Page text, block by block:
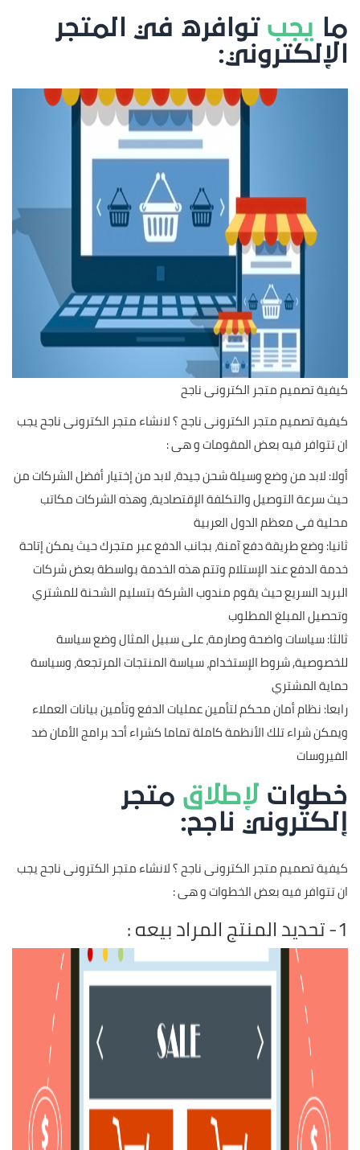
ما يجب توافره في المتجر
الإلكتروني:
كيفية تصميم متجر الكترونى ناجح
كيفية تصميم متجر الكترونى ناجح ؟ لانشاء متجر الكترونى ناجح يجب
ان تتوافر فيه بعض المقومات و هى :
أولا: لابد من وضع وسيلة شحن جيدة، لابد من إختيار أفضل الشركات من
حيث سرعة التوصيل والتكلفة الإقتصادية، وهذه الشركات مكاتب
محلية في معظم الدول العربية
ثانيا: وضع طريقة دفع آمنة، بجانب الدفع عبر متجرك حيث يمكن إتاحة
خدمة الدفع عند الإستلام وتتم هذه الخدمة بواسطة بعض شركات
البريد السريع حيث يقوم مندوب الشركة بتسليم الشحنة للمشتري
وتحصيل المبلغ المطلوب
ثالثا: سياسات واضحة وصارمة، على سبيل المثال وضع سياسة
للخصوصية, شروط الإستخدام، سياسة المنتجات المرتجعة، وسياسة
حماية المشتري
رابعا: نظام أمان محكم لتأمين عمليات الدفع وتأمين بيانات العملاء
ويمكن شراء تلك الأنظمة كاملة تماما كشراء أحد برامج الأمان ضد
الفيروسات
خطوات لإطلاق متجر
إلكتروني ناجح:
كيفية تصميم متجر الكترونى ناجح ؟ لانشاء متجر الكترونى ناجح يجب
ان تتوافر فيه بعض الخطوات و هى :
1- تحديد المنتج المراد بيعه :